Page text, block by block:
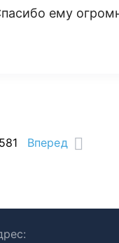
ему
581 Вперед